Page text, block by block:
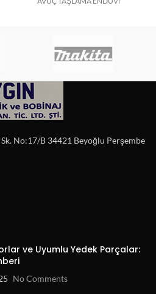
Sk. No:17/B 34421 Beyoğlu Perşembe
ve Uyumlu Yedek Parçalar:
No Comments